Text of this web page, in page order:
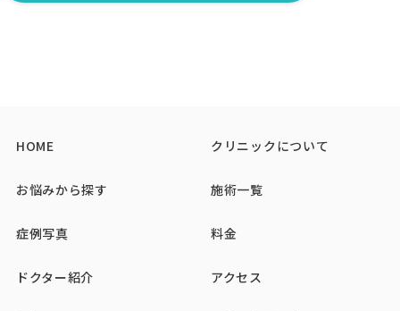
HOME クリニックについて
お悩みから探す 施術一覧
症例写真 料金
ドクター紹介 アクセス